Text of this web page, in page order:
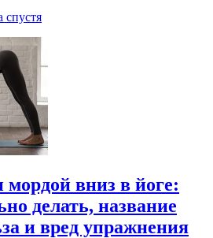
спустя
мордой вниз в йоге:
делать, название
и вред упражнения